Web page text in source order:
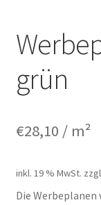
grün
€28,10 / m²
inkl. 19 % MwSt.
Die